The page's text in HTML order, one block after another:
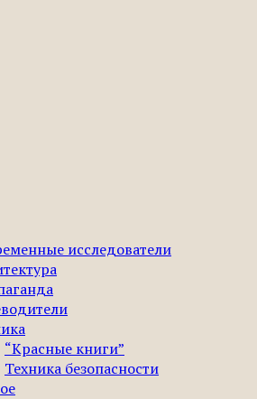
исследователи
“Красные книги”
Техника безопасности